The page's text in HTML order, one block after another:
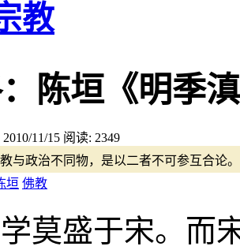
教
陈垣《明季
2010/11/15 阅读: 2349
与政治不同物，是以二者不可参互合论
垣 佛教
莫盛于宋。而